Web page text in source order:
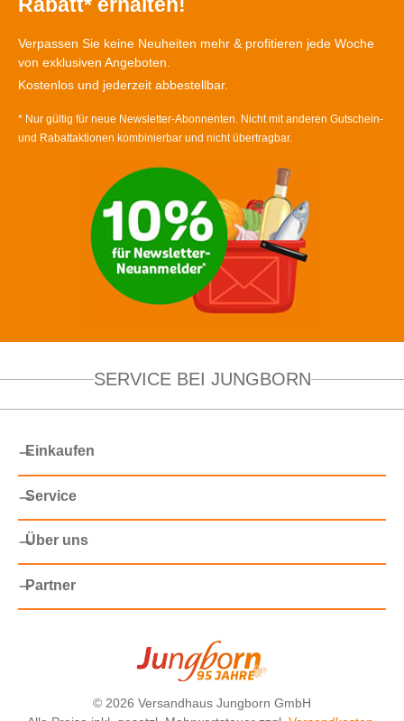
Rabatt* erhalten!
Verpassen Sie keine Neuheiten mehr & profitieren jede Woche
von exklusiven Angeboten.
Kostenlos und jederzeit abbestellbar.
* Nur gültig für neue Newsletter-Abonnenten. Nicht mit anderen Gutschein-
und Rabattaktionen kombinierbar und nicht übertragbar.
SERVICE BEI JUNGBORN
Einkaufen
Service
Über uns
Partner
© 2026 Versandhaus Jungborn GmbH